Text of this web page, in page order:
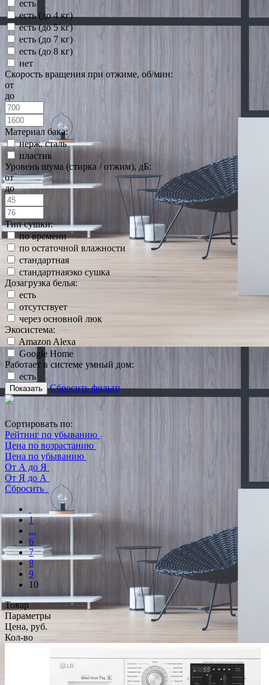
есть
есть (до 4 кг)
есть (до 5 кг)
есть (до 7 кг)
есть (до 8 кг)
нет
Скорость вращения при отжиме, об/мин:
от
до
Материал бака:
нерж. сталь
пластик
Уровень шума (стирка / отжим), дБ:
от
до
Тип сушки:
по времени
по остаточной влажности
стандартная
стандартнаяэко сушка
Дозагрузка белья:
есть
отсутствует
через основной люк
Экосистема:
Amazon Alexa
Google Home
Работает в системе умный дом:
есть
Показать Сбросить фильтр
Сортировать по:
Рейтинг по убыванию
Цена по возрастанию
Цена по убыванию
От А до Я
От Я до А
Сбросить
1
...
6
7
8
9
10
Товар
Параметры
Цена, руб.
Кол-во